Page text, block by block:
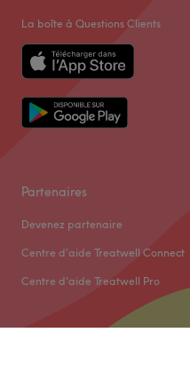
La boîte à Questions Clients
Partenaires
Devenez partenaire
Centre d'aide Treatwell Connect
Centre d'aide Treatwell Pro